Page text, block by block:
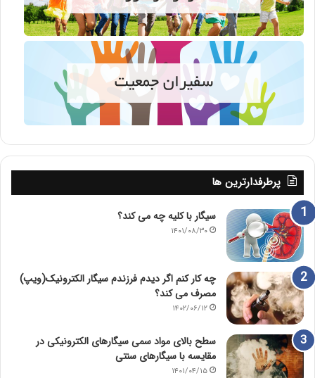
پرطرفدارترین ها
سیگار با کلیه چه می کند؟
۱۴۰۱/۰۸/۳۰
چه کار کنم اگر دیدم فرزندم سیگار الکترونیک(ویپ)
مصرف می کند؟
۱۴۰۲/۰۶/۱۲
سطح بالای مواد سمی سیگارهای الکترونیکی در
مقایسه با سیگارهای سنتی
۱۴۰۱/۰۴/۱۵